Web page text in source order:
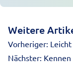
Weitere
Vorheriger:
Nächster: